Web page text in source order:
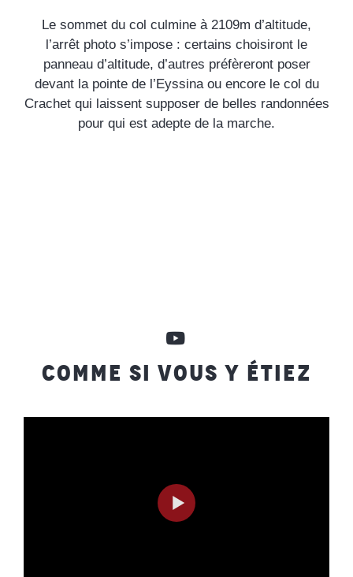
Le sommet du col culmine à 2109m d’altitude,
l’arrêt photo s’impose : certains choisiront le
panneau d’altitude, d’autres préfèreront poser
devant la pointe de l’Eyssina ou encore le col du
Crachet qui laissent supposer de belles randonnées
pour qui est adepte de la marche.
COMME SI VOUS Y ÉTIEZ